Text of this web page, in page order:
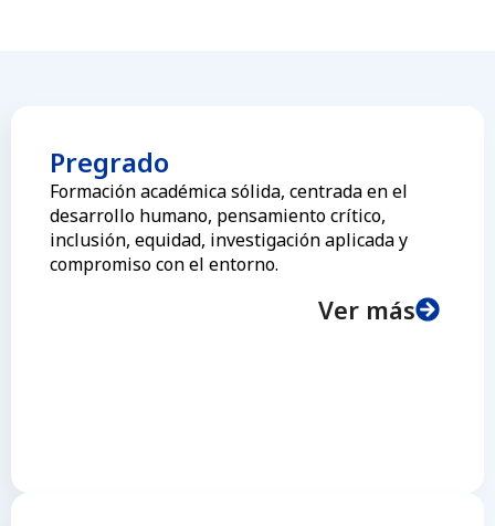
Pregrado
Formación académica sólida, centrada en el
desarrollo humano, pensamiento crítico,
inclusión, equidad, investigación aplicada y
compromiso con el entorno.
Ver más